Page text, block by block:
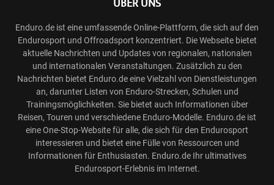
ÜBER UNS
Enduro.de ist eine umfassende Online-Plattform, die sich auf den
Endurosport und Offroadsport konzentriert. Die Webseite bietet
aktuelle Nachrichten und Updates von regionalen, nationalen
und internationalen Veranstaltungen. Zusätzlich zu den
Nachrichten bietet Enduro.de eine Vielzahl von Dienstleistungen
an, darunter Listen von Enduro-Strecken, Schulen und
Trainingsmöglichkeiten. Sie bietet auch Informationen über
Reisen, Touren und verschiedene Enduro-Modelle. Enduro.de ist
eine One-Stop-Website für alle, die sich für den Endurosport
interessieren und bietet eine Fülle von Ressourcen und
Informationen für Enthusiasten. Enduro.de Ihr ultimatives
Endurosport-Erlebnis im Internet.